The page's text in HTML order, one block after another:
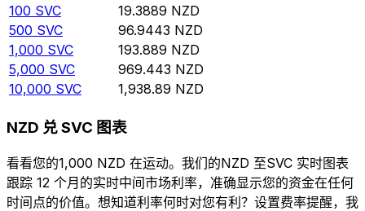
100 SVC 19.3889 NZD
500 SVC 96.9443 NZD
1,000 SVC 193.889 NZD
5,000 SVC 969.443 NZD
10,000 SVC 1,938.89 NZD
NZD 兑 SVC 图表
看看您的1,000 NZD 在运动。我们的NZD 至SVC 实时图表
跟踪 12 个月的实时中间市场利率，准确显示您的资金在任何
时间点的价值。想知道利率何时对您有利？设置费率提醒，我